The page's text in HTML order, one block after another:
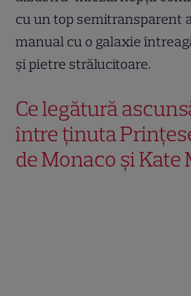
cu un top semitransparent
manual cu o galaxie
și pietre strălucitoare.
Ce legătură
între ținuta
de Monaco și Kate